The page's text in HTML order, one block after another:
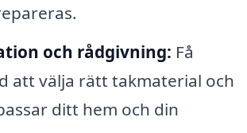
och rådgivning: Få
att välja rätt takmaterial och
ditt hem och din